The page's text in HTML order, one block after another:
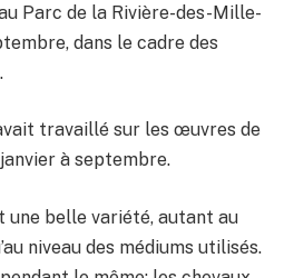
Parc de la Rivière-des-Mille-
dans le cadre des
.
travaillé sur les œuvres de
à septembre.
une belle variété, autant au
niveau des médiums utilisés.